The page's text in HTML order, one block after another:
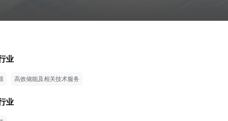
业
高效储能及相关技术服务
业